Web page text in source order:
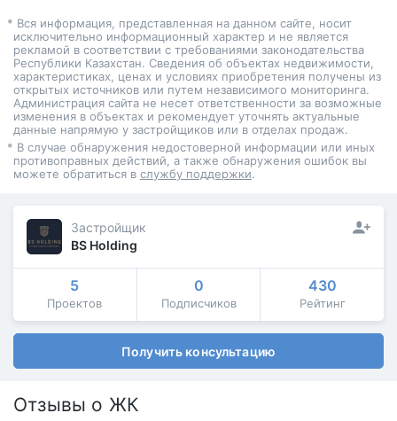
* Вся информация, представленная на данном сайте, носит
исключительно информационный характер и не является
рекламой в соответствии с требованиями законодательства
Республики Казахстан. Сведения об объектах недвижимости,
характеристиках, ценах и условиях приобретения получены из
открытых источников или путем независимого мониторинга.
Администрация сайта не несет ответственности за возможные
изменения в объектах и рекомендует уточнять актуальные
данные напрямую у застройщиков или в отделах продаж.
* В случае обнаружения недостоверной информации или иных
противоправных действий, а также обнаружения ошибок вы
можете обратиться в службу поддержки.
Застройщик
BS Holding
5
Проектов
0
Подписчиков
430
Рейтинг
Получить консультацию
Отзывы о ЖК